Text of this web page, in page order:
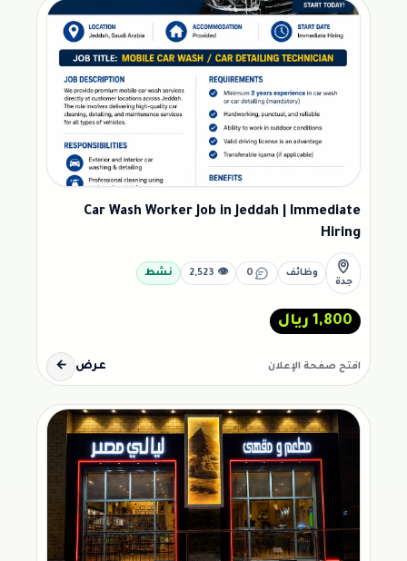
Car Wash Worker Job in Jeddah | Immediate
Hiring
جدة
وظائف 0
👁 2,523 نشط
1,800 ريال
افتح صفحة الإعلان عرض ←